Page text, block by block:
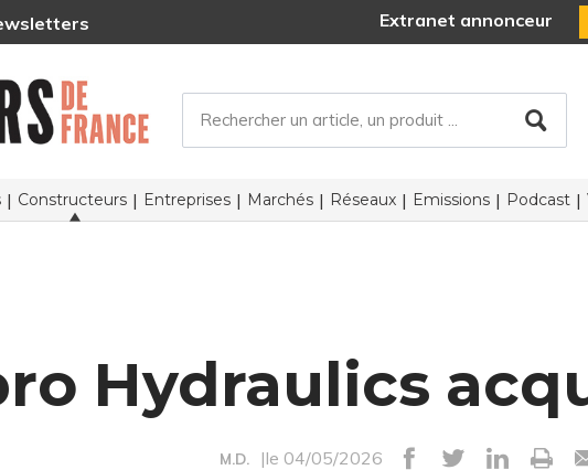
Extranet annonceur
Constructeurs Entreprises Marchés Réseaux Emissions Podcast
Hydraulics
M.D. |le 04/05/2026